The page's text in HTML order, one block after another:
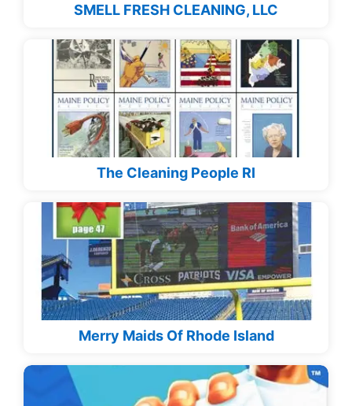
SMELL FRESH CLEANING, LLC
The Cleaning People RI
Merry Maids Of Rhode Island